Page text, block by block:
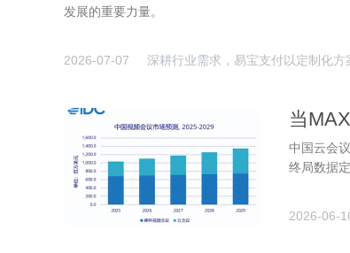
发展的重要力量。
2026-07-07 深耕行业需求，易宝支付以定制化方
当
中国云会
终局数据
2026-06-